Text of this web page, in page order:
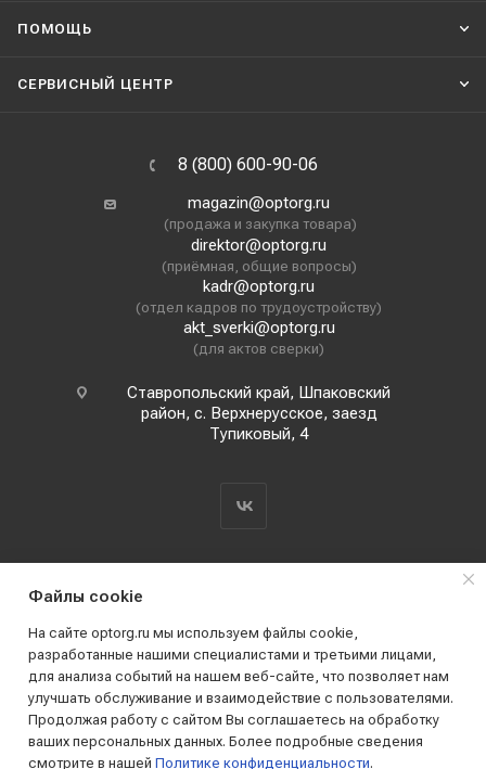
ПОМОЩЬ
СЕРВИСНЫЙ ЦЕНТР
8 (800) 600-90-06
magazin@optorg.ru
(продажа и закупка товара)
direktor@optorg.ru
(приёмная, общие вопросы)
kadr@optorg.ru
(отдел кадров по трудоустройству)
akt_sverki@optorg.ru
(для актов сверки)
Ставропольский край, Шпаковский
район, с. Верхнерусское, заезд
Тупиковый, 4
2019 - 2026 © АО КПК "Ставропольстройопторг"
Все права защищены
Файлы cookie
На сайте optorg.ru мы используем файлы cookie,
разработанные нашими специалистами и третьими лицами,
для анализа событий на нашем веб-сайте, что позволяет нам
улучшать обслуживание и взаимодействие с пользователями.
Продолжая работу с сайтом Вы соглашаетесь на обработку
ваших персональных данных. Более подробные сведения
смотрите в нашей Политике конфиденциальности.